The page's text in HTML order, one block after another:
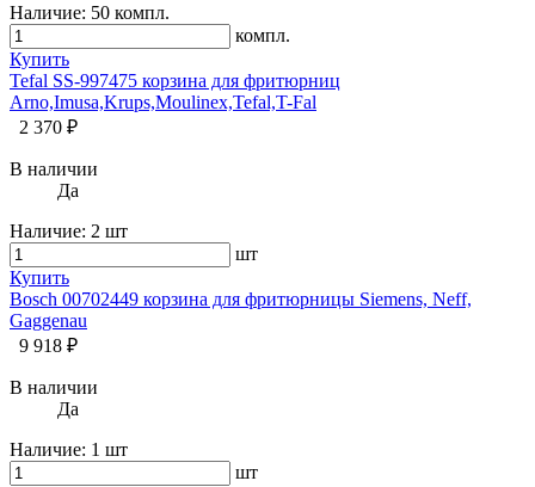
Наличие: 50 компл.
компл.
Купить
Tefal SS-997475 корзина для фритюрниц
Arno,Imusa,Krups,Moulinex,Tefal,T-Fal
2 370 ₽
В наличии
Да
Наличие: 2 шт
шт
Купить
Bosch 00702449 корзина для фритюрницы Siemens, Neff,
Gaggenau
9 918 ₽
В наличии
Да
Наличие: 1 шт
шт